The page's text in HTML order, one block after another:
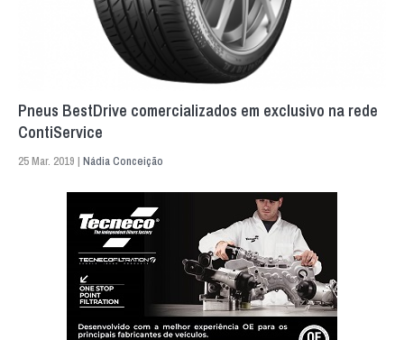
Pneus BestDrive comercializados em exclusivo na rede
ContiService
25 Mar. 2019 | Nádia Conceição